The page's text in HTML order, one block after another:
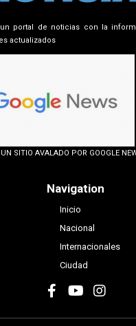
portal de noticias con la
actualizados
SITIO AVALADO POR GOOGLE
Navigation
Inicio
Nacional
Internacionales
Ciudad